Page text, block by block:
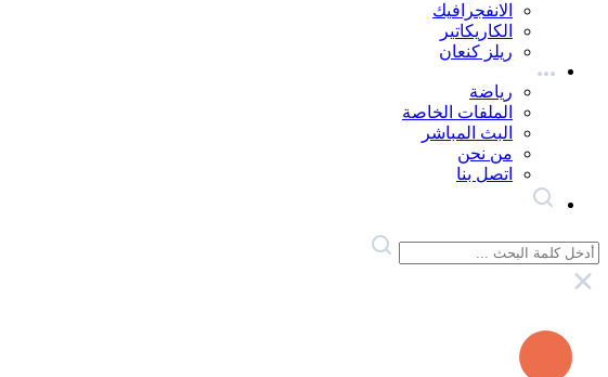
الانفجرافيك
الكاريكاتير
ريلز كنعان
رياضة
الملفات الخاصة
البث المباشر
من نحن
اتصل بنا